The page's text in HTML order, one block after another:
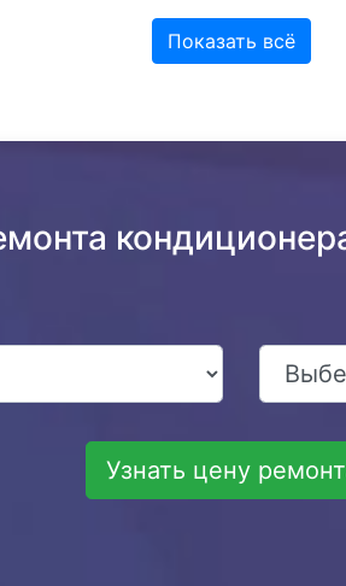
Показать всё
Узнать цену